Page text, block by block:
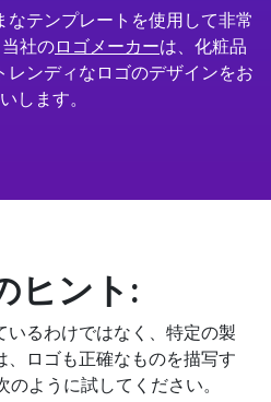
テンプレートを使用して非常
社のロゴメーカーは、化粧品
レンディなロゴのデザインをお
します。
ヒント:
いるわけではなく、特定の製
、ロゴも正確なものを描写す
のように試してください。